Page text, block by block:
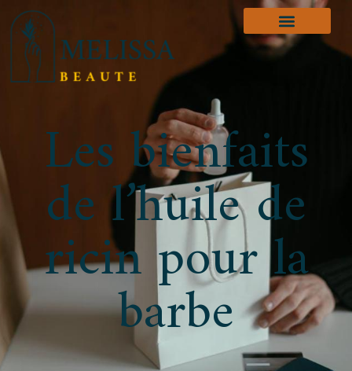
Les bienfaits
de l’huile de
ricin pour la
barbe